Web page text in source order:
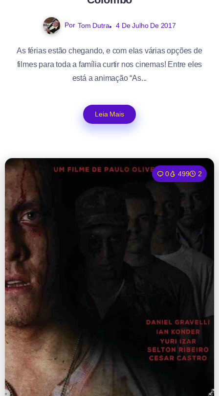
Por Tom Dutra 4 De Julho De 2017
As férias estão chegando, e com elas várias opções de
filmes para toda a família curtir nos cinemas! Entre eles
está a animação “As...
Leia Mais
0 499 2